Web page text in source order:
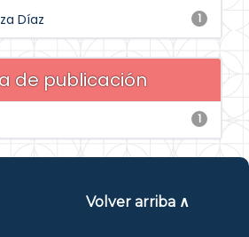
1
Díaz
de publicación
1
Volver arriba ∧